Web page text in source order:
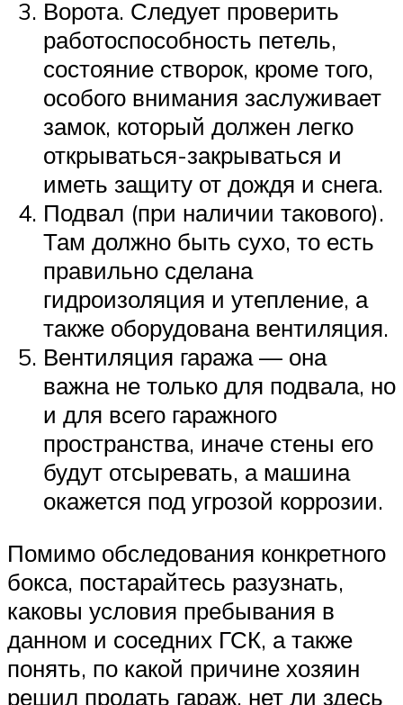
Ворота. Следует проверить
работоспособность петель,
состояние створок, кроме того,
особого внимания заслуживает
замок, который должен легко
открываться-закрываться и
иметь защиту от дождя и снега.
Подвал (при наличии такового).
Там должно быть сухо, то есть
правильно сделана
гидроизоляция и утепление, а
также оборудована вентиляция.
Вентиляция гаража — она
важна не только для подвала, но
и для всего гаражного
пространства, иначе стены его
будут отсыревать, а машина
окажется под угрозой коррозии.
Помимо обследования конкретного
бокса, постарайтесь разузнать,
каковы условия пребывания в
данном и соседних ГСК, а также
понять, по какой причине хозяин
решил продать гараж, нет ли здесь